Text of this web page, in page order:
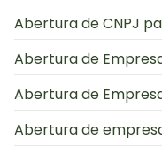
Abertura de CNPJ
Abertura de
Abertura de
Abertura de